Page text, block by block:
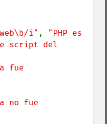
i" , "PHP es
script del
fue
no fue